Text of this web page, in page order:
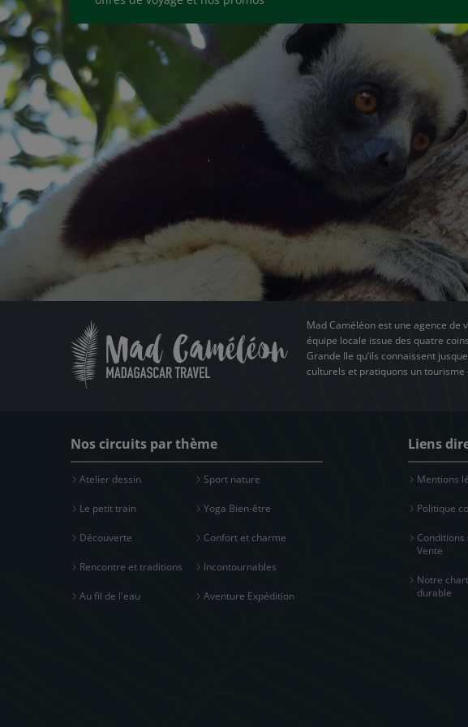
Mad Caméléon est une agence de
équipe locale issue des quatre
Grande Ile qu’ils connaissent
culturels et pratiquons un
Nos circuits par thème
Atelier dessin
Le petit train
Découverte
Rencontre et traditions
Au fil de l'eau
Sport nature
Yoga Bien-être
Confort et charme
Incontournables
Aventure Expédition
Liens
Mentions
Politique
Conditions
Vente
Notre
durable